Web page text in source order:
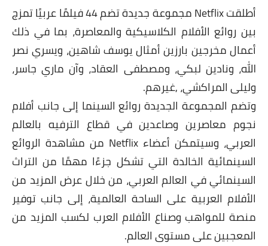
أطلقت Netflix مجموعة جديدة تضم 44 فيلمًا عربيًا تمزج
بين روائع الأفلام الكلاسيكية والمعاصرة، بما في ذلك
أعمال مخرجين بارزين أمثال يوسف شاهين، ويسري نصر
الله، ونادين لبكي، ومصطفى العقاد، وآن ماري جاسر،
وليلى المراكشي، ,غيرهم.
وتضم المجموعة الجديدة روائع السينما إلى جانب أفلام
نجوم معاصرين وصاعدين في قطاع الترفيه بالعالم
العربي، وسيتمكن أعضاء Netflix من مشاهدة الروائع
السينمائية الخالدة التي تشكل جزءًا مهمًا من التراث
السينمائي في العالم العربي، من خلال عرض المزيد من
الأفلام العربية على الساحة العالمية، إلى جانب توفير
منصة للمواهب وصناع الأفلام العرب لكسب المزيد من
المعجبين على مستوى العالم.